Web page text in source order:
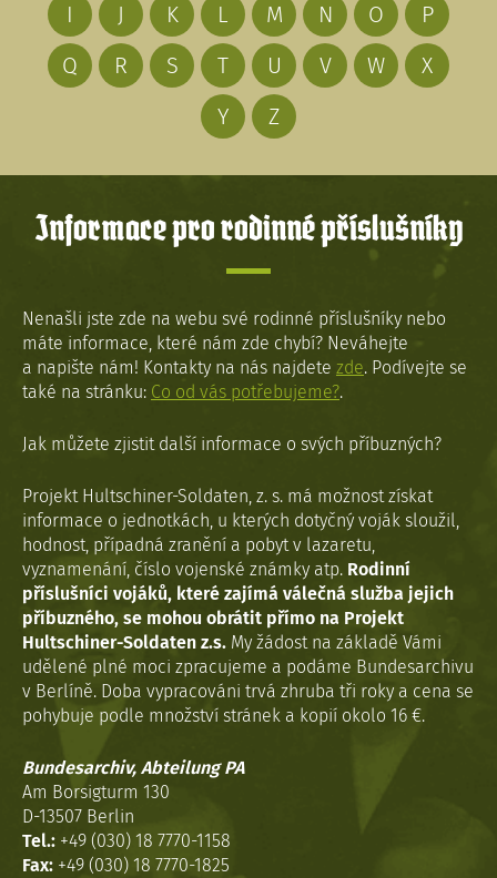
I
J K L M N O
P
Q
R S T U V W
X
Y
Z
Informace pro rodinné příslušníky
Nenašli jste zde na webu své rodinné příslušníky nebo
máte informace, které nám zde chybí? Neváhejte
a napište nám! Kontakty na nás najdete zde. Podívejte se
také na stránku: Co od vás potřebujeme?.
Jak můžete zjistit další informace o svých příbuzných?
Projekt Hultschiner-Soldaten, z. s. má možnost získat
informace o jednotkách, u kterých dotyčný voják sloužil,
hodnost, případná zranění a pobyt v lazaretu,
vyznamenání, číslo vojenské známky atp. Rodinní
příslušníci vojáků, které zajímá válečná služba jejich
příbuzného, se mohou obrátit přímo na Projekt
Hultschiner-Soldaten z.s. My žádost na základě Vámi
udělené plné moci zpracujeme a podáme Bundesarchivu
v Berlíně. Doba vypracováni trvá zhruba tři roky a cena se
pohybuje podle množství stránek a kopií okolo 16 €.
Bundesarchiv, Abteilung PA
Am Borsigturm 130
D-13507 Berlin
Tel.: +49 (030) 18 7770-1158
Fax: +49 (030) 18 7770-1825